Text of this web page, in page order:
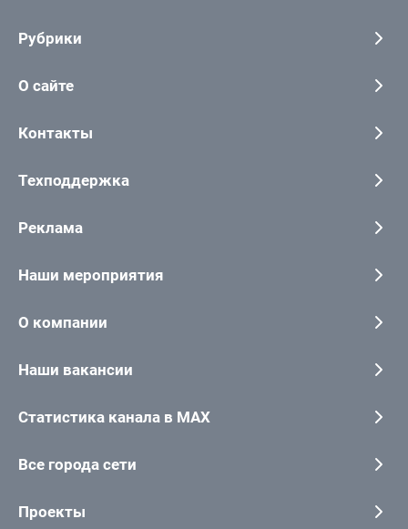
Рубрики
О сайте
Контакты
Техподдержка
Реклама
Наши мероприятия
О компании
Наши вакансии
Статистика канала в MAX
Все города сети
Проекты